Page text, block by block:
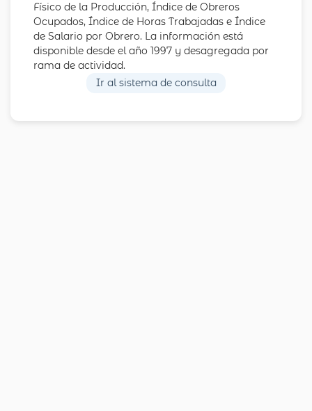
Físico de la Producción, Índice de Obreros
Ocupados, Índice de Horas Trabajadas e Índice
de Salario por Obrero. La información está
disponible desde el año 1997 y desagregada por
rama de actividad.
Ir al sistema de consulta